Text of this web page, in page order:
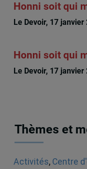
Honni soit qui
Le Devoir, 17 janvier
Honni soit qui
Le Devoir, 17 janvier
Thèmes et
Activités, Centre